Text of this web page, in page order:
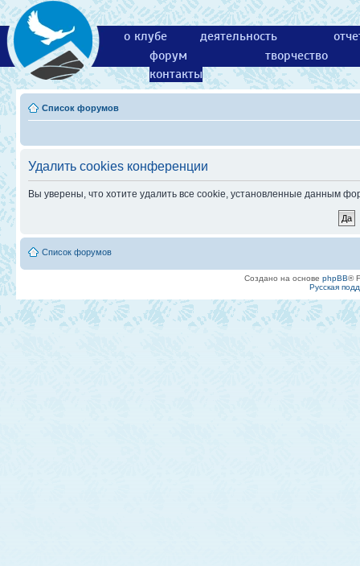
о клубе деятельность
форум
творчество
контакты
Список форумов
Удалить cookies конференции
Вы уверены, что хотите удалить все cookie, установленные данным
Список форумов
Создано на основе phpBB®
Русская